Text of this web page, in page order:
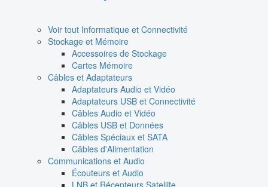
Voir tout Informatique et Connectivité
Stockage et Mémoire
Accessoires de Stockage
Cartes Mémoire
Câbles et Adaptateurs
Adaptateurs Audio et Vidéo
Adaptateurs USB et Connectivité
Câbles Audio et Vidéo
Câbles USB et Données
Câbles Spéciaux et SATA
Câbles d'Alimentation
Communications et Audio
Écouteurs et Audio